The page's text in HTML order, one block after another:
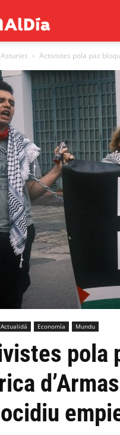
al
día
Asturies Activistes pola paz
Actualidá Economía Mundu
pola